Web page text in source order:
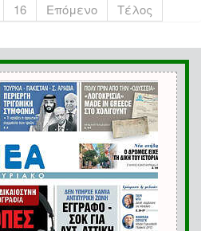
16 Επόμενο Τέλος